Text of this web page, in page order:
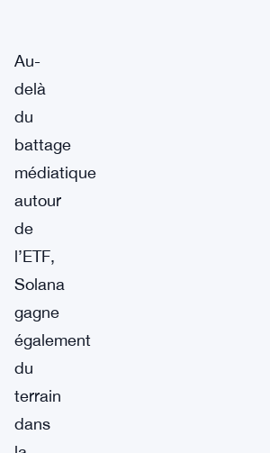
Au-
delà
du
battage
médiatique
autour
de
l’ETF,
Solana
gagne
également
du
terrain
dans